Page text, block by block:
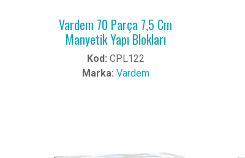
Vardem 70 Parça 7,5 Cm
Manyetik Yapı Blokları
Kod: CPL122
Marka: Vardem